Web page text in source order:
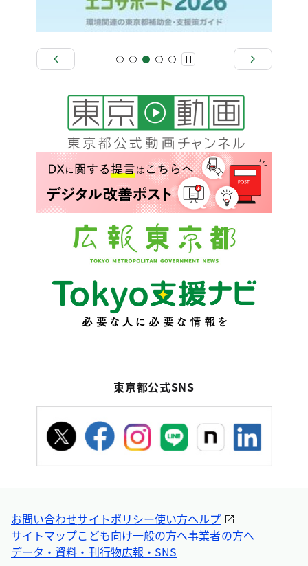
東京都公式SNS
お問い合わせサイトポリシー使い方ヘルプ
サイトマップこども向け一般の方へ事業者の方へ
データ・資料・刊行物広報・SNS